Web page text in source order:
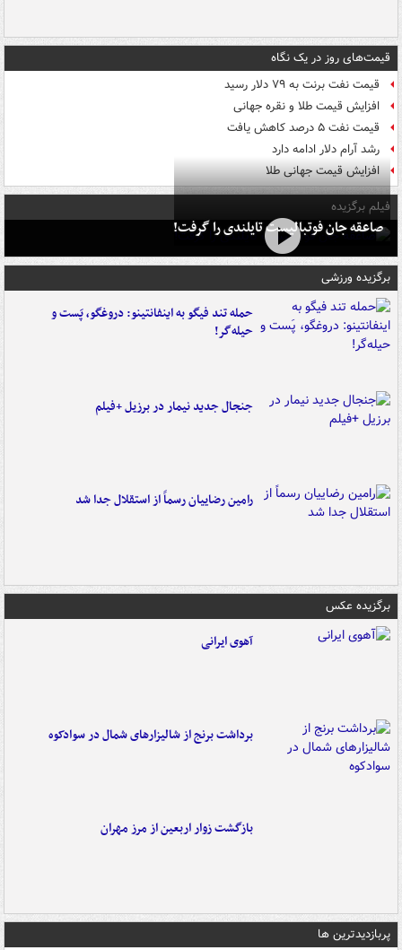
قیمت‌های روز در یک نگاه
قیمت نفت برنت به ۷۹ دلار رسید
افزایش قیمت طلا و نقره جهانی
قیمت نفت ۵ درصد کاهش یافت
رشد آرام دلار ادامه دارد
افزایش قیمت جهانی طلا
فیلم برگزیده
صاعقه جان فوتبالیست تایلندی را گرفت!
برگزیده ورزشی
حمله تند فیگو به اینفانتینو: دروغگو، پَست‌ و
حیله‌گر!
جنجال جدید نیمار در برزیل +فیلم
رامین رضاییان رسماً از استقلال جدا شد
برگزیده عکس
آهوی ایرانی
برداشت برنج از شالیزارهای شمال در سوادکوه
بازگشت زوار اربعین از مرز مهران
پربازدیدترین ها